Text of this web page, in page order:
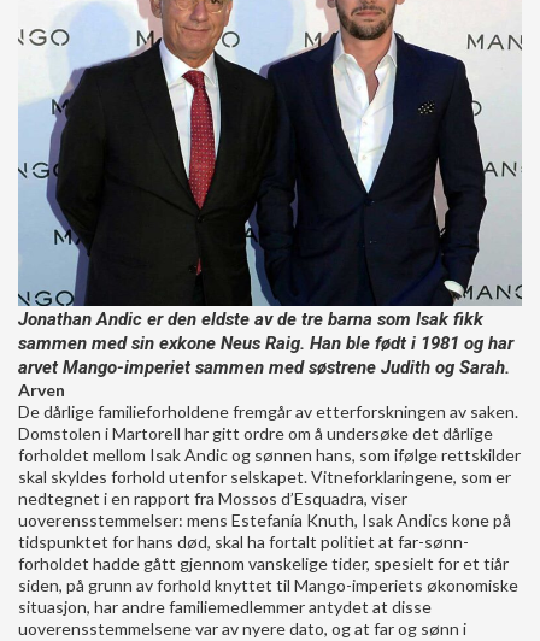
Jonathan Andic er den eldste av de tre barna som Isak fikk
sammen med sin exkone Neus Raig. Han ble født i 1981 og har
arvet Mango-imperiet sammen med søstrene Judith og Sarah.
Arven
De dårlige familieforholdene fremgår av etterforskningen av saken.
Domstolen i Martorell har gitt ordre om å undersøke det dårlige
forholdet mellom Isak Andic og sønnen hans, som ifølge rettskilder
skal skyldes forhold utenfor selskapet. Vitneforklaringene, som er
nedtegnet i en rapport fra Mossos d’Esquadra, viser
uoverensstemmelser: mens Estefanía Knuth, Isak Andics kone på
tidspunktet for hans død, skal ha fortalt politiet at far-sønn-
forholdet hadde gått gjennom vanskelige tider, spesielt for et tiår
siden, på grunn av forhold knyttet til Mango-imperiets økonomiske
situasjon, har andre familiemedlemmer antydet at disse
uoverensstemmelsene var av nyere dato, og at far og sønn i